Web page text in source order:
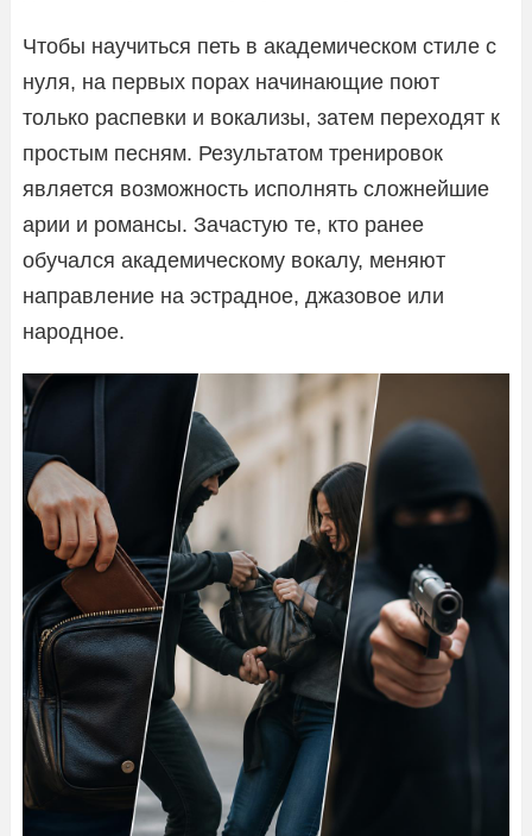
Чтобы научиться петь в академическом стиле с
нуля, на первых порах начинающие поют
только распевки и вокализы, затем переходят к
простым песням. Результатом тренировок
является возможность исполнять сложнейшие
арии и романсы. Зачастую те, кто ранее
обучался академическому вокалу, меняют
направление на эстрадное, джазовое или
народное.